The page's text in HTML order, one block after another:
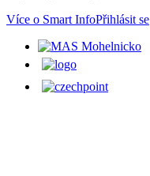
Více o Smart InfoPřihlásit se